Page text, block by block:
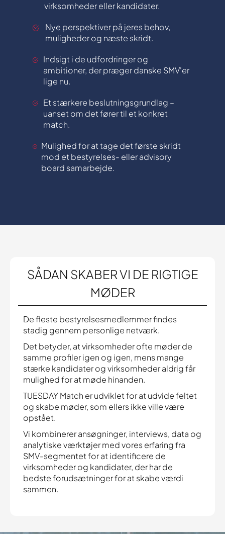
virksomheder eller kandidater.
Nye perspektiver på jeres behov,
muligheder og næste skridt.
Indsigt i de udfordringer og
ambitioner, der præger danske SMV'er
lige nu.
Mulighed for at tage det første skridt
mod et bestyrelses- eller advisory
board samarbejde.
Et stærkere beslutningsgrundlag –
uanset om det fører til et konkret
match.
SÅDAN SKABER VI DE RIGTIGE
MØDER
De fleste bestyrelsesmedlemmer findes
stadig gennem personlige netværk.
Det betyder, at virksomheder ofte møder de
samme profiler igen og igen, mens mange
stærke kandidater og virksomheder aldrig får
mulighed for at møde hinanden.
TUESDAY Match er udviklet for at udvide feltet
og skabe møder, som ellers ikke ville være
opstået.
Vi kombinerer ansøgninger, interviews, data og
analytiske værktøjer med vores erfaring fra
SMV-segmentet for at identificere de
virksomheder og kandidater, der har de
bedste forudsætninger for at skabe værdi
sammen.